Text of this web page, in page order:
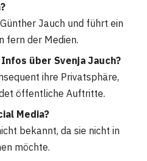
Jauch und führt ein
fern der Medien.
über Svenja Jauch?
ihre Privatsphäre,
öffentliche Auftritte.
Media?
bekannt, da sie nicht in
möchte.